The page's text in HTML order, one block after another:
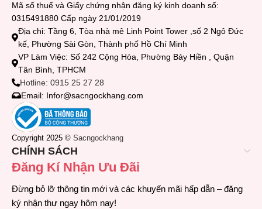
Mã số thuế và Giấy chứng nhận đăng ký kinh doanh số:
0315491880 Cấp ngày 21/01/2019
Địa chỉ: Tầng 6, Tòa nhà mê Linh Point Tower ,số 2 Ngô Đức
kế, Phường Sài Gòn, Thành phố Hồ Chí Minh
VP Làm Việc: Số 242 Cộng Hòa, Phường Bảy Hiền , Quận
Tân Bình, TPHCM
Hotline: 0915 25 27 28
Email: Infor@sacngockhang.com
Copyright 2025 © Sacngockhang
CHÍNH SÁCH
Đăng Kí Nhận Ưu Đãi
Đừng bỏ lỡ thông tin mới và các khuyến mãi hấp dẫn – đăng
ký nhận thư ngay hôm nay!